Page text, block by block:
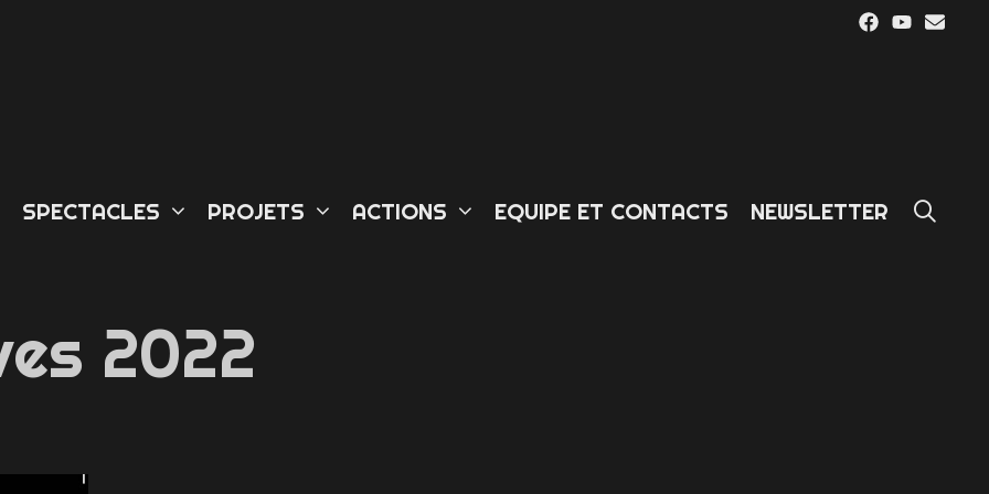
SPECTACLES PROJETS ACTIONS EQUIPE ET CONTACTS NEWSLETTER
2022